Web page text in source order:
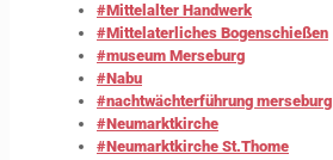
#Mittelalter Handwerk
#Mittelaterliches Bogenschießen
#museum Merseburg
#Nabu
#nachtwächterführung merseburg
#Neumarktkirche
#Neumarktkirche St.Thome